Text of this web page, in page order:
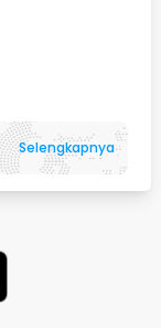
Selengkapnya